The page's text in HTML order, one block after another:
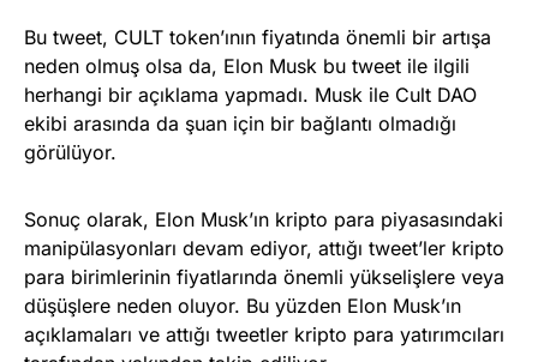
Bu tweet, CULT token’ının fiyatında önemli bir artışa
neden olmuş olsa da, Elon Musk bu tweet ile ilgili
herhangi bir açıklama yapmadı. Musk ile Cult DAO
ekibi arasında da şuan için bir bağlantı olmadığı
görülüyor.
Sonuç olarak, Elon Musk’ın kripto para piyasasındaki
manipülasyonları devam ediyor, attığı tweet’ler kripto
para birimlerinin fiyatlarında önemli yükselişlere veya
düşüşlere neden oluyor. Bu yüzden Elon Musk’ın
açıklamaları ve attığı tweetler kripto para yatırımcıları